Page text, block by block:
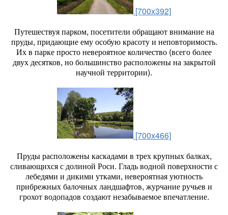
[700x392]
Путешествуя парком, посетители обращают внимание на
пруды, придающие ему особую красоту и неповторимость.
Их в парке просто невероятное количество (всего более
двух десятков, но большинство расположены на закрытой
научной территории).
[700x466]
Пруды расположены каскадами в трех крупных балках,
сливающихся с долиной Роси. Гладь водной поверхности с
лебедями и дикими утками, невероятная уютность
прибрежных балочных ландшафтов, журчание ручьев и
грохот водопадов создают незабываемое впечатление.